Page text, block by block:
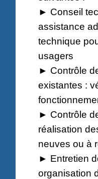
► Conseil
assistance
technique
usagers
► Contrôle
existantes :
► Contrôle
réalisation
neuves ou à
► Entretien
organisation